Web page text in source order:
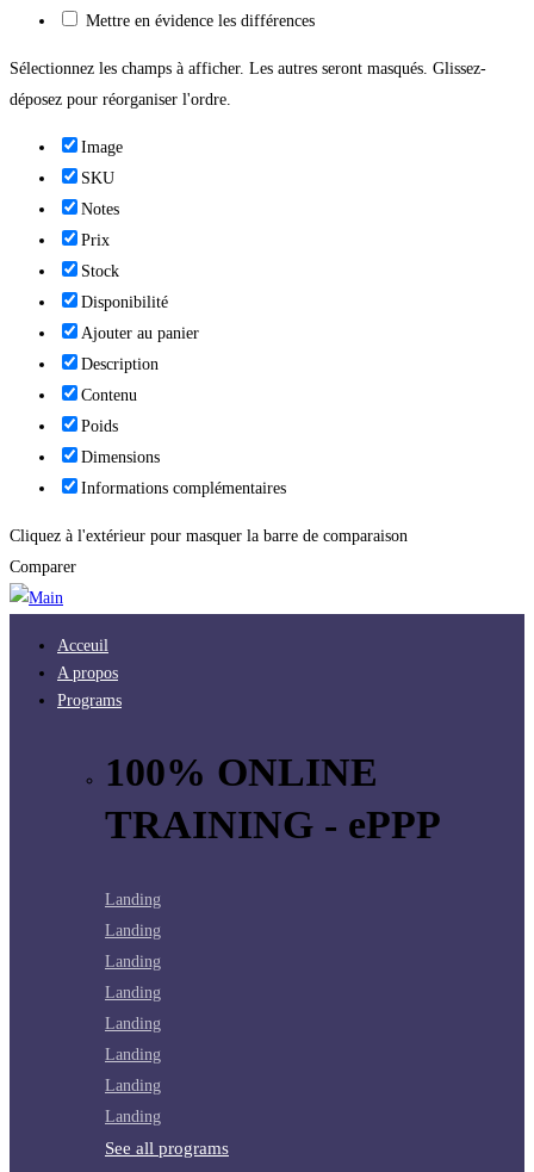
Mettre en évidence les différences
Sélectionnez les champs à afficher. Les autres seront masqués. Glissez-
déposez pour réorganiser l'ordre.
Image
SKU
Notes
Prix
Stock
Disponibilité
Ajouter au panier
Description
Contenu
Poids
Dimensions
Informations complémentaires
Cliquez à l'extérieur pour masquer la barre de comparaison
Comparer
Acceuil
A propos
Programs
100% ONLINE
TRAINING - ePPP
Landing
Landing
Landing
Landing
Landing
Landing
Landing
Landing
See all programs